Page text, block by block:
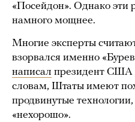
«Посейдон». Однако эти
намного мощнее.
Многие эксперты
взорвался именно
написал президент США
словам, Штаты имеют
продвинутые
«нехорошо».